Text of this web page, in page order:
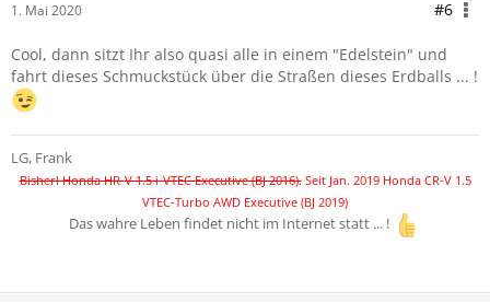
1. Mai 2020 #6
Cool, dann sitzt Ihr also quasi alle in einem "Edelstein" und
fahrt dieses Schmuckstück über die Straßen dieses Erdballs ... !
LG, Frank
Bisherl Honda HR-V 1.5 i-VTEC Executive (BJ 2016).Seit Jan. 2019 Honda CR-V 1.5
VTEC-Turbo AWD Executive (BJ 2019)
Das wahre Leben findet nicht im Internet statt ... !